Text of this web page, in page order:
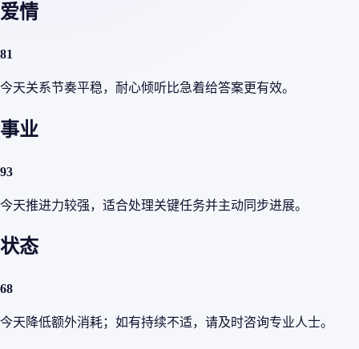
爱情
81
今天关系节奏平稳，耐心倾听比急着给答案更有效。
事业
93
今天推进力较强，适合处理关键任务并主动同步进展。
状态
68
今天降低额外消耗；如有持续不适，请及时咨询专业人士。